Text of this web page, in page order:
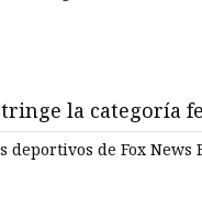
la categoría
Fox News Flash están aquí. Vea lo